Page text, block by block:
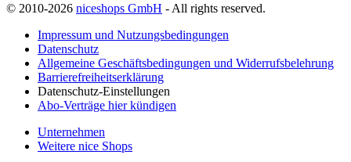
© 2010-2026 niceshops GmbH - All rights reserved.
Impressum und Nutzungsbedingungen
Datenschutz
Allgemeine Geschäftsbedingungen und Widerrufsbelehrung
Barrierefreiheitserklärung
Datenschutz-Einstellungen
Abo-Verträge hier kündigen
Unternehmen
Weitere nice Shops